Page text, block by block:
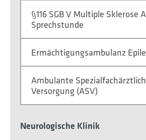
§116 SGB V Multiple Sklerose
Sprechstunde
Ermächtigungsambulanz
Ambulante
Versorgung (ASV)
Neurologische Klinik